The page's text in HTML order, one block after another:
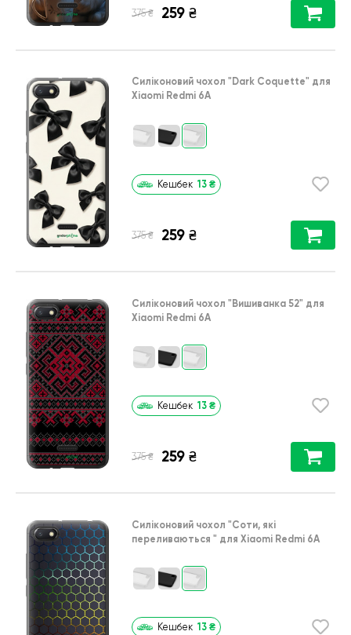
375 ₴ 259 ₴
Силіконовий чохол "Dark Coquette" для
Xiaomi Redmi 6A
Кешбек 13 ₴
375 ₴ 259 ₴
Силіконовий чохол "Вишиванка 52" для
Xiaomi Redmi 6A
Кешбек 13 ₴
375 ₴ 259 ₴
Силіконовий чохол "Соти, які
переливаються " для Xiaomi Redmi 6A
Кешбек 13 ₴